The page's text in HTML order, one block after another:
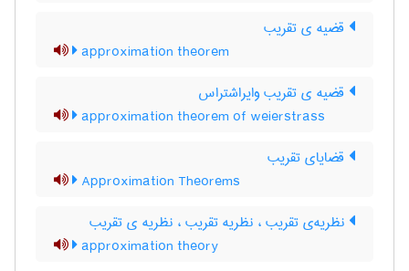
قضیه ی تقریب
approximation theorem
قضیه ی تقریب وایراشتراس
approximation theorem of weierstrass
قضایای تقریب
Approximation Theorems
نظریه‌ی تقریب ، نظریه تقریب ، نظریه ی تقریب
approximation theory